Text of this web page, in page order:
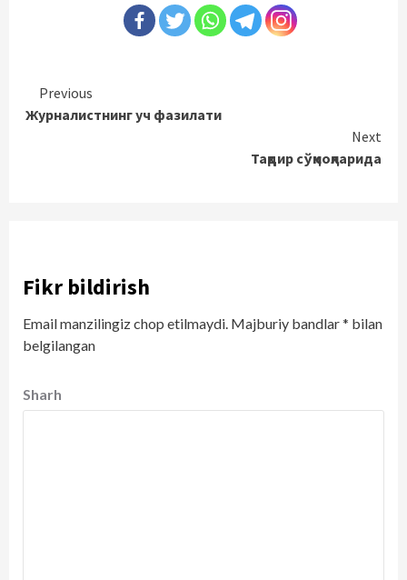
Continue
Reading
Previous
Журналистнинг уч фазилати
Next
Тақдир сўқмоқларида
Fikr bildirish
Email manzilingiz chop etilmaydi. Majburiy bandlar* bilan
belgilangan
Sharh